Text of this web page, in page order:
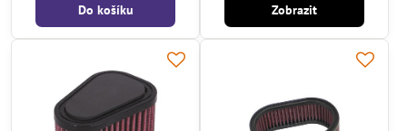
Do košíku Zobrazit